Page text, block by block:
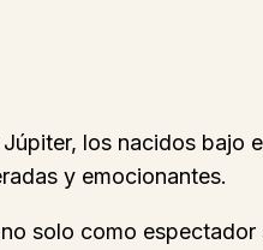
los nacidos bajo
y emocionantes.
solo como